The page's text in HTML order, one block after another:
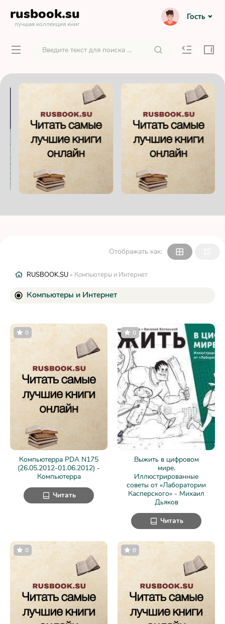
rusbook.su
лучшая коллекция книг
Гость
Отображать как:
RUSBOOK.SU » Компьютеры и Интернет
Компьютеры и Интернет
Компьютерра PDA N175
(26.05.2012-01.06.2012) -
Компьютерра
0
Читать
Выжить в цифровом
мире.
Иллюстрированные
советы от «Лаборатории
Касперского» - Михаил
Дьяков
0
Читать
0 0